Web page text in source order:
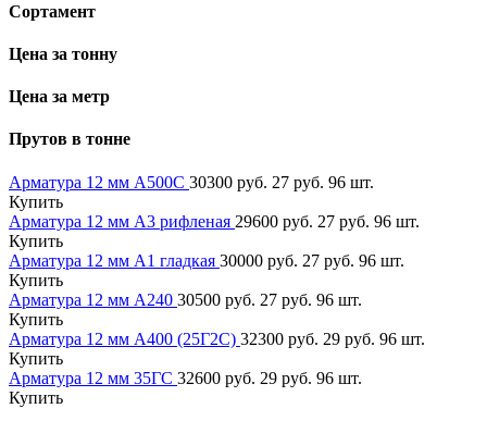
Сортамент
Цена за тонну
Цена за метр
Прутов в тонне
Арматура 12 мм А500С 30300 руб. 27 руб. 96 шт.
Купить
Арматура 12 мм А3 рифленая 29600 руб. 27 руб. 96 шт.
Купить
Арматура 12 мм А1 гладкая 30000 руб. 27 руб. 96 шт.
Купить
Арматура 12 мм А240 30500 руб. 27 руб. 96 шт.
Купить
Арматура 12 мм А400 (25Г2С) 32300 руб. 29 руб. 96 шт.
Купить
Арматура 12 мм 35ГС 32600 руб. 29 руб. 96 шт.
Купить